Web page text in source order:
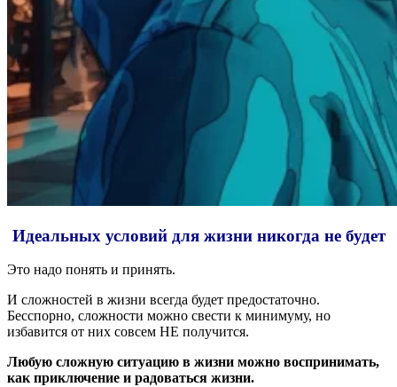
Идеальных условий для жизни никогда не будет
Это надо понять и принять.
И сложностей в жизни всегда будет предостаточно.
Бесспорно, сложности можно свести к минимуму, но
избавится от них совсем НЕ получится.
Любую сложную ситуацию в жизни можно воспринимать,
как приключение и радоваться жизни.